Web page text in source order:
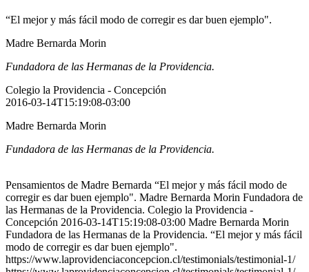
“El mejor y más fácil modo de corregir es dar buen ejemplo".
Madre Bernarda Morin
Fundadora de las Hermanas de la Providencia.
Colegio la Providencia - Concepción
2016-03-14T15:19:08-03:00
Madre Bernarda Morin
Fundadora de las Hermanas de la Providencia.
Pensamientos de Madre Bernarda “El mejor y más fácil modo de
corregir es dar buen ejemplo". Madre Bernarda Morin Fundadora de
las Hermanas de la Providencia. Colegio la Providencia -
Concepción 2016-03-14T15:19:08-03:00 Madre Bernarda Morin
Fundadora de las Hermanas de la Providencia. “El mejor y más fácil
modo de corregir es dar buen ejemplo".
https://www.laprovidenciaconcepcion.cl/testimonials/testimonial-1/